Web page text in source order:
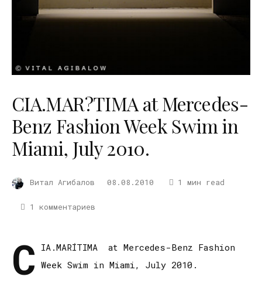
CIA.MAR?TIMA at Mercedes-
Benz Fashion Week Swim in
Miami, July 2010.
Витал Агибалов 08.08.2010 1 мин read
1 комментариев
C IA.MARÍTIMA at Mercedes-Benz Fashion
Week Swim in Miami, July 2010.